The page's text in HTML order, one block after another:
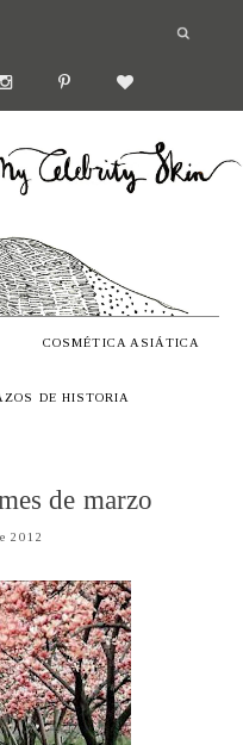
COSMÉTICA ASIÁTICA
DE HISTORIA
de marzo
2012